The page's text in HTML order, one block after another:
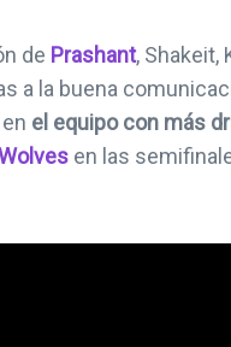
de Prashant, Shakeit,
a la buena
el equipo con más
en las